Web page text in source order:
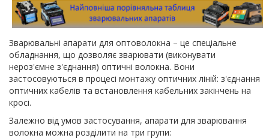
Зварювальні апарати для оптоволокна – це спеціальне
обладнання, що дозволяє зварювати (виконувати
нероз'ємне з'єднання) оптичні волокна. Вони
застосовуються в процесі монтажу оптичних ліній: з'єднання
оптичних кабелів та встановлення кабельних закінчень на
кросі.
Залежно від умов застосування, апарати для зварювання
волокна можна розділити на три групи: